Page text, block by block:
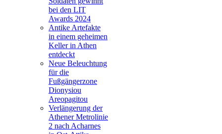
bei den LIT
Awards 2024
Antike Artefakte
in einem geheimen
Keller in Athen
entdeckt
Neue Beleuchtung
für die
Fußgängerzone
Dionysiou
Areopagitou
Verlängerung der
Athener Metrolinie
2 nach Acharnes